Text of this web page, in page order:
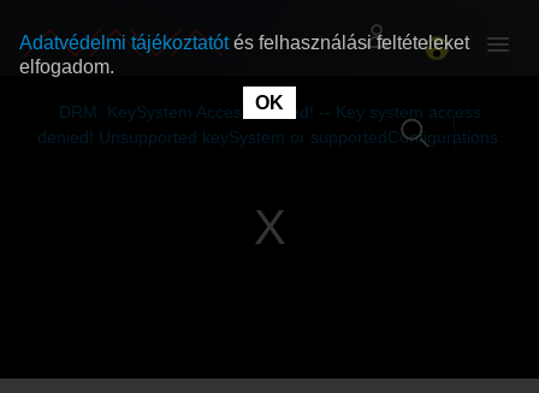
RÓLUNK
RÓLUNK
DRM: KeySystem Access Denied! -- Key system access
denied! Unsupported keySystem or supportedConfigurations.
Adatvédelmi tájékoztatótés felhasználási feltételeket
elfogadom.
OK